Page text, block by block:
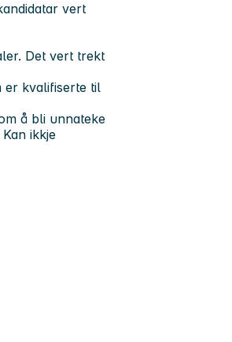
vert
Det vert trekt
er kvalifiserte til
å bli unnateke
ikkje